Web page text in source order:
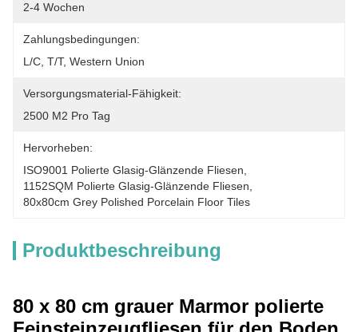
2-4 Wochen
Zahlungsbedingungen:
L/C, T/T, Western Union
Versorgungsmaterial-Fähigkeit:
2500 M2 Pro Tag
Hervorheben:
ISO9001 Polierte Glasig-Glänzende Fliesen
1152SQM Polierte Glasig-Glänzende Fliesen
80x80cm Grey Polished Porcelain Floor Tiles
Produktbeschreibung
80 x 80 cm grauer Marmor polierte